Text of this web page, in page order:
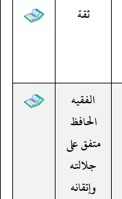
ثقة
الفقيه
الحافظ
متفق على
جلالته
وإتقانه